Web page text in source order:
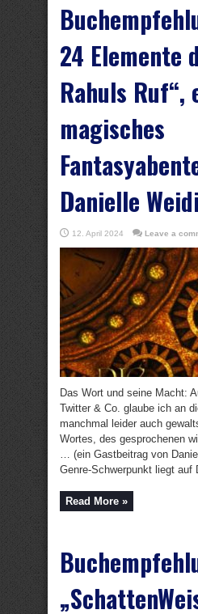
24 Elemente
Rahuls Ruf“,
magisches
Danielle
12. April 2024 Leave a
Das Wort und seine Macht:
Twitter & Co. glaube ich an
manchmal leider auch
Wortes, des gesprochenen
… (ein Gastbeitrag von
Genre-Schwerpunkt liegt auf
Read More »